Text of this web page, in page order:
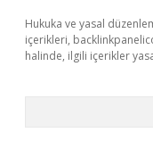
Hukuka ve yasal
içerikleri,
halinde, ilgili içerikler